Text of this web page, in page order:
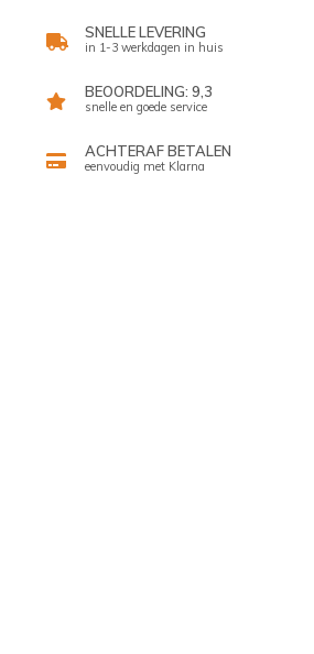
SNELLE LEVERING
in 1-3 werkdagen in huis
BEOORDELING: 9,3
snelle en goede service
ACHTERAF BETALEN
eenvoudig met Klarna